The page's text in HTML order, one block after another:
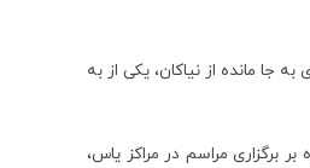
مانده از نیاکان، یکی از به
برگزاری مراسم در مراکز یاس،